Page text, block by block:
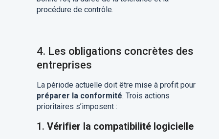
procédure de contrôle.
4. Les obligations concrètes des
entreprises
La période actuelle doit être mise à profit pour
préparer la conformité. Trois actions
prioritaires s’imposent :
1. Vérifier la compatibilité logicielle